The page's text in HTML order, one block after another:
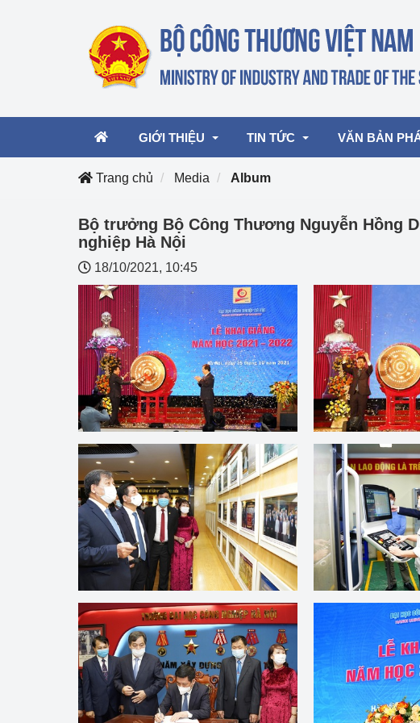
GIỚI THIỆU
Lãnh đạo Bộ
Chức năng nhiệm vụ
Cơ cấu tổ chức
TIN TỨC
Hoạt động
Hoạt
nước
Hoạt
Công Thương 57
Hoạt động của Bộ trưởng
Công Thương - Công luận
Họp báo
Thông
Điểm báo
Chuyển đổi số
Lịch sử phát triển
Bản tin Thị trường Nông Lâm
Phát triển nguồn nhân lực
Phát triển bền vững
Tổ chức kiểm định
Tổ chức
Bộ
Tổ chức
động
làm việc
hiểm khí,
Văn hóa ngành Công Thương
Tái cơ cấu ngành Công
Quản lý thị trường
Sử dụng năng lượng tiết kiệm
Hiệu quả
VĂN BẢN
Văn bản pháp
Văn bản hợp
Trang chủ Media Album
Bộ trưởng Bộ Công Thương Nguyễn Hồng
nghiệp Hà Nội
18/10/2021, 10:45